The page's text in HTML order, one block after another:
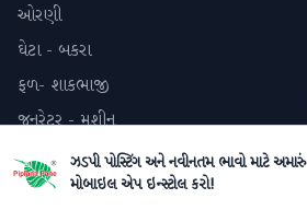
ઓરણી
ઘેટા - બકરા
ફળ- શાકભાજી
જનરેટર - મશીન
અમારો સંપર્ક કરો
ઝડપી પોસ્ટિંગ અને નવીનતમ ભાવો માટે અમારું
મોબાઇલ એપ ઇન્સ્ટોલ કરો!